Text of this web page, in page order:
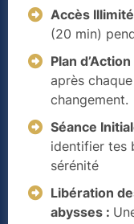
Accès
(20 min)
Plan d’Action
après
changement.
Séance
identifier tes
sérénité
Libération
abysses :